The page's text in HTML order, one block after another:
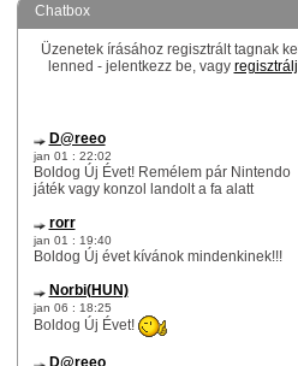
Chatbox
Üzenetek írásához regisztrált tagnak kell
lenned - jelentkezz be, vagy regisztrálj
D@reeo
jan 01 : 22:02
Boldog Új Évet! Remélem pár Nintendo
játék vagy konzol landolt a fa alatt
rorr
jan 01 : 19:40
Boldog Új évet kívánok mindenkinek!!!
Norbi(HUN)
jan 06 : 18:25
Boldog Új Évet!
D@reeo